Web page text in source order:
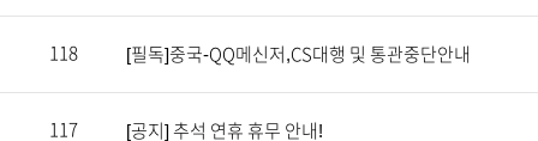
118 [필독]중국-QQ메신저,CS대행 및 통관중단안내
117 [공지] 추석 연휴 휴무 안내!